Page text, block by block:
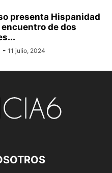
presenta Hispanidad
encuentro de dos
- 11 julio, 2024